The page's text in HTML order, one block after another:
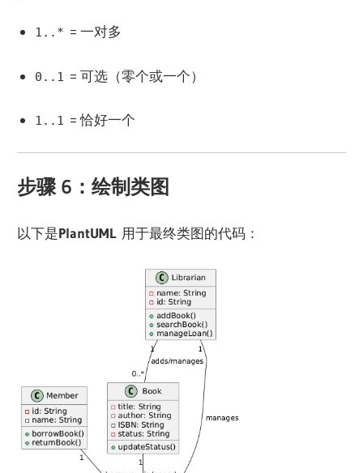
1..* = 一对多
0..1 = 可选（零个或一个）
1..1 = 恰好一个
步骤 6：绘制类图
以下是PlantUML用于最终类图的代码：